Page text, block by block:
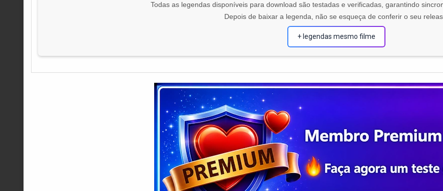
Todas as legendas disponíveis para download são testadas e verificadas, garantindo
Depois de baixar a legenda, não se esqueça de conferir o seu
+ legendas mesmo filme